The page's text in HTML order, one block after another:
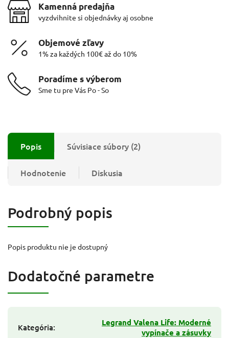
Kamenná predajňa
vyzdvihnite si objednávky aj osobne
Objemové zľavy
1% za každých 100€ až do 10%
Poradíme s výberom
Sme tu pre Vás Po - So
Popis Súvisiace súbory (2)
Hodnotenie Diskusia
Podrobný popis
Popis produktu nie je dostupný
Dodatočné parametre
Kategória:
Legrand Valena Life: Moderné
vypínače a zásuvky